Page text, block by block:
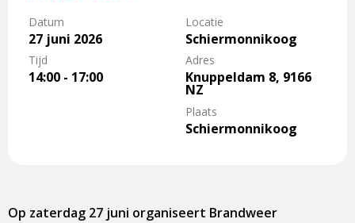
Datum
27 juni 2026
Tijd
14:00 - 17:00
Locatie
Schiermonnikoog
Adres
Knuppeldam 8, 9166
NZ
Plaats
Schiermonnikoog
Op zaterdag 27 juni organiseert Brandweer